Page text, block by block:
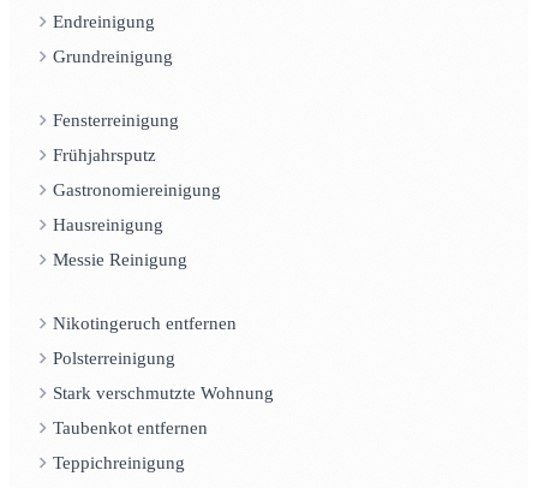
Endreinigung
Grundreinigung
Fensterreinigung
Frühjahrsputz
Gastronomiereinigung
Hausreinigung
Messie Reinigung
Nikotingeruch entfernen
Polsterreinigung
Stark verschmutzte Wohnung
Taubenkot entfernen
Teppichreinigung